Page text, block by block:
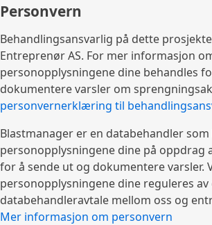
Personvern
Behandlingsansvarlig på dette
Entreprenør AS. For mer informasjon
personopplysningene dine behandles
dokumentere varsler om
personvernerklæring til
Blastmanager er en databehandler
personopplysningene dine på oppdrag
for å sende ut og dokumentere varsler.
personopplysningene dine reguleres av
databehandleravtale mellom oss og
Mer informasjon om personvern